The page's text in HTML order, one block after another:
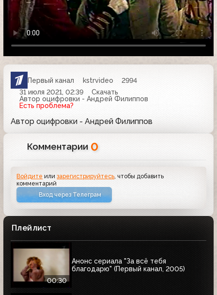
Первый канал kstrvideo
2994
31 июля 2021, 02:39
Скачать
Автор оцифровки - Андрей Филиппов
Есть проблема?
Автор оцифровки - Андрей Филиппов
Комментарии 0
Войдите илизарегистрируйтесь, чтобы добавить
комментарий
Вход через Телеграм
Плейлист
00:30
Анонс сериала "За всё тебя
благодарю" (Первый канал, 2005)